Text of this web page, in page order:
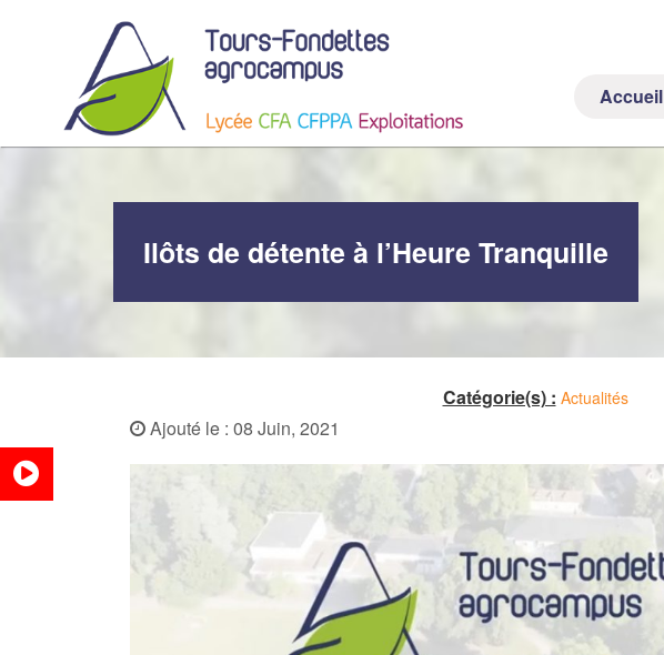
Accueil
Ilôts de détente à l’Heure Tranquille
Catégorie(s) : Actualités
Ajouté le : 08 Juin, 2021